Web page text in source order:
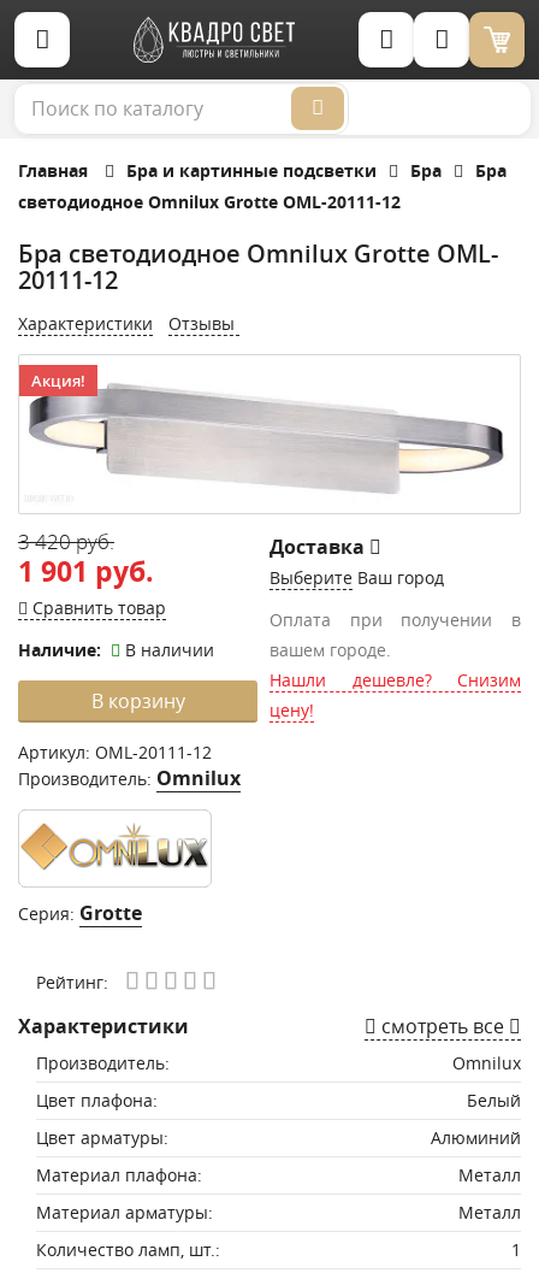
Корзина (0)
Главная Бра и картинные подсветки Бра
Бра
светодиодное Omnilux Grotte OML-20111-12
Бра светодиодное Omnilux Grotte OML-
20111-12
Характеристики Отзывы
Акция!
3 420 руб.
1 901 руб.
Сравнить товар
Наличие:
В наличии
В корзину
Артикул: OML-20111-12
Производитель: Omnilux
Серия: Grotte
Доставка
Выберите Ваш город
Оплата при получении в
вашем городе.
Нашли дешевле? Снизим
цену!
Рейтинг:
Характеристики смотреть все
Производитель:
Omnilux
Цвет плафона:
Белый
Цвет арматуры:
Алюминий
Материал плафона:
Металл
Материал арматуры:
Металл
Количество ламп, шт.:
1